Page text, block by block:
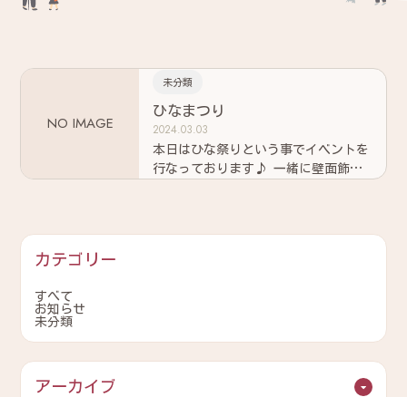
NO IMAGE
未分類
ひなまつり
2024.03.03
本日はひな祭りという事でイベントを
行なっております♪ 一緒に壁面飾り
カテゴリー
すべて
お知らせ
未分類
アーカイブ